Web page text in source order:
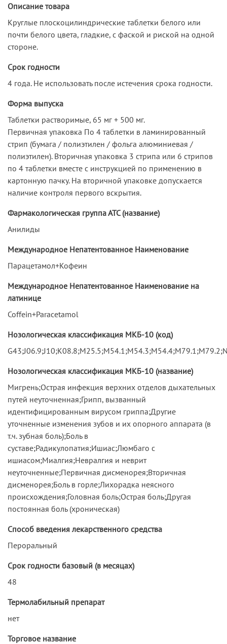
Описание товара
Круглые плоскоцилиндрические таблетки белого или
почти белого цвета, гладкие, с фаской и риской на одной
стороне.
Срок годности
4 года. Не использовать после истечения срока годности.
Форма выпуска
Таблетки растворимые, 65 мг + 500 мг.
Первичная упаковка По 4 таблетки в ламинированный
стрип (бумага / полиэтилен / фольга алюминиевая /
полиэтилен). Вторичная упаковка 3 стрипа или 6 стрипов
по 4 таблетки вместе с инструкцией по применению в
картонную пачку. На вторичной упаковке допускается
наличие контроля первого вскрытия.
Фармакологическая группа АТС (название)
Анилиды
Международное Непатентованное Наименование
Парацетамол+Кофеин
Международное Непатентованное Наименование на
латинице
Coffein+Paracetamol
Нозологическая классификация МКБ-10 (код)
Нозологическая классификация МКБ-10 (название)
Мигрень;Острая инфекция верхних отделов дыхательных
путей неуточненная;Грипп, вызванный
идентифицированным вирусом гриппа;Другие
уточненные изменения зубов и их опорного аппарата (в
т.ч. зубная боль);Боль в
суставе;Радикулопатия;Ишиас;Люмбаго с
ишиасом;Миалгия;Невралгия и неврит
неуточненные;Первичная дисменорея;Вторичная
дисменорея;Боль в горле;Лихорадка неясного
происхождения;Головная боль;Острая боль;Другая
постоянная боль (хроническая)
Способ введения лекарственного средства
Пероральный
Срок годности базовый (в месяцах)
48
Термолабильный препарат
нет
Торговое название